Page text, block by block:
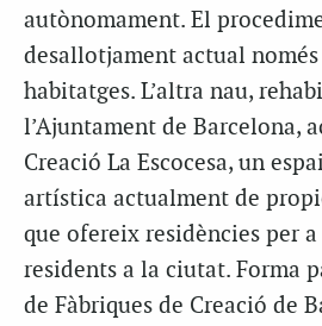
autònomament. El
desallotjament actual
habitatges. L’altra nau,
l’Ajuntament de Barcelona,
Creació La Escocesa, un
artística actualment de
que ofereix residències per
residents a la ciutat. Forma
de Fàbriques de Creació de